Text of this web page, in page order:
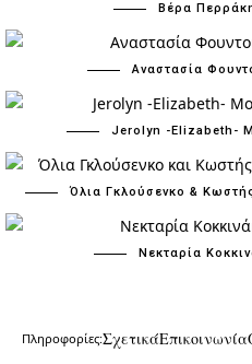
Βέρα
Αναστασία
Jerolyn -Elizabeth-
Όλια Γκλούσενκο &
Νεκταρία
Πληροφορίες:ΣχετικάΕπικοινωνία